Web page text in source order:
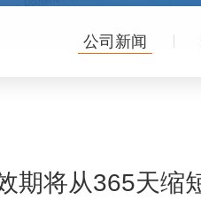
公司新闻
期将从365天缩